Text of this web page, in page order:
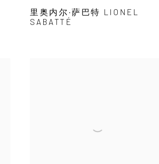
里奥内尔·萨巴特 LIONEL
SABATTÉ